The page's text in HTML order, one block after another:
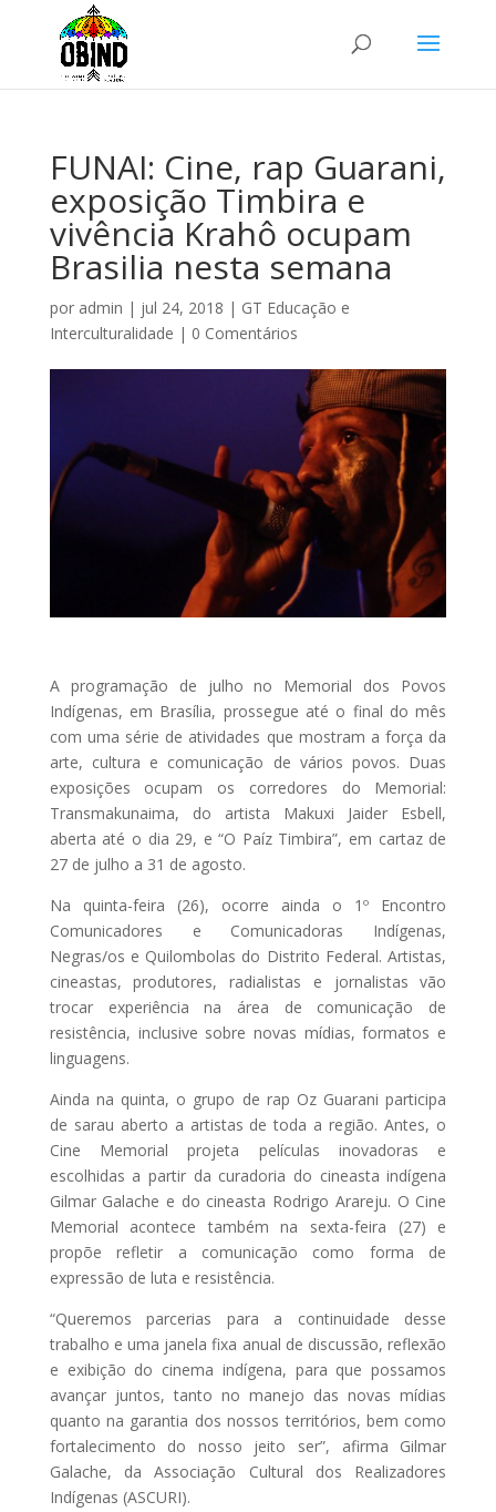
FUNAI: Cine, rap Guarani,
exposição Timbira e
vivência Krahô ocupam
Brasilia nesta semana
por admin | jul 24, 2018 | GT Educação e
Interculturalidade | 0 Comentários
A programação de julho no Memorial dos Povos
Indígenas, em Brasília, prossegue até o final do mês
com uma série de atividades que mostram a força da
arte, cultura e comunicação de vários povos. Duas
exposições ocupam os corredores do Memorial:
Transmakunaima, do artista Makuxi Jaider Esbell,
aberta até o dia 29, e “O Paíz Timbira”, em cartaz de
27 de julho a 31 de agosto.
Na quinta-feira (26), ocorre ainda o 1º Encontro
Comunicadores e Comunicadoras Indígenas,
Negras/os e Quilombolas do Distrito Federal. Artistas,
cineastas, produtores, radialistas e jornalistas vão
trocar experiência na área de comunicação de
resistência, inclusive sobre novas mídias, formatos e
linguagens.
Ainda na quinta, o grupo de rap Oz Guarani participa
de sarau aberto a artistas de toda a região. Antes, o
Cine Memorial projeta películas inovadoras e
escolhidas a partir da curadoria do cineasta indígena
Gilmar Galache e do cineasta Rodrigo Arareju. O Cine
Memorial acontece também na sexta-feira (27) e
propõe refletir a comunicação como forma de
expressão de luta e resistência.
“Queremos parcerias para a continuidade desse
trabalho e uma janela fixa anual de discussão, reflexão
e exibição do cinema indígena, para que possamos
avançar juntos, tanto no manejo das novas mídias
quanto na garantia dos nossos territórios, bem como
fortalecimento do nosso jeito ser”, afirma Gilmar
Galache, da Associação Cultural dos Realizadores
Indígenas (ASCURI).